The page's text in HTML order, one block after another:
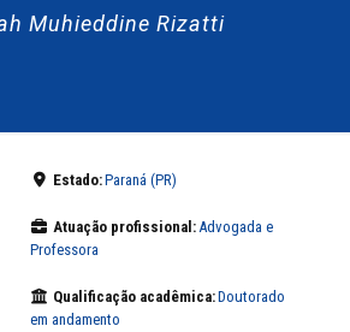
Muhieddine Rizatti
Estado:Paraná (PR)
Atuação profissional:Advogada e
Professora
Qualificação acadêmica:Doutorado
em andamento